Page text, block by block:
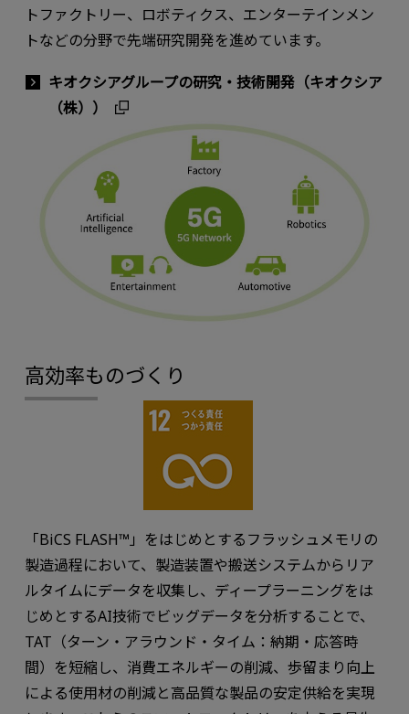
トファクトリー、ロボティクス、エンターテインメン
トなどの分野で先端研究開発を進めています。
キオクシアグループの研究・技術開発（キオクシア
（株））
高効率ものづくり
「BiCS FLASH™」をはじめとするフラッシュメモリの
製造過程において、製造装置や搬送システムからリア
ルタイムにデータを収集し、ディープラーニングをは
じめとするAI技術でビッグデータを分析することで、
TAT（ターン・アラウンド・タイム：納期・応答時
間）を短縮し、消費エネルギーの削減、歩留まり向上
による使用材の削減と高品質な製品の安定供給を実現